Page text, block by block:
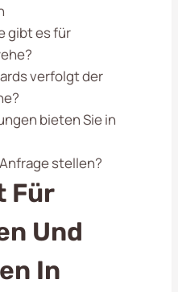
gibt es für
verfolgt der
bieten Sie in
stellen?
Für
Und
In